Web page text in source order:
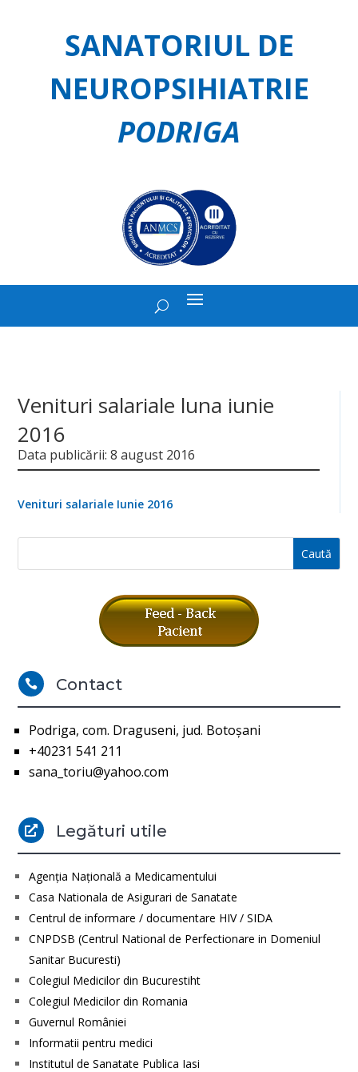
SANATORIUL DE
NEUROPSIHIATRIE
PODRIGA
Venituri salariale luna iunie
2016
Data publicării: 8 august 2016
Venituri salariale Iunie 2016
 Contact
Podriga, com. Draguseni, jud. Botoşani
+40231 541 211
sana_toriu@yahoo.com
 Legături utile
Agenţia Naţională a Medicamentului
Casa Nationala de Asigurari de Sanatate
Centrul de informare / documentare HIV / SIDA
CNPDSB (Centrul National de Perfectionare in Domeniul
Sanitar Bucuresti)
Colegiul Medicilor din Bucurestiht
Colegiul Medicilor din Romania
Guvernul României
Informatii pentru medici
Institutul de Sanatate Publica Iasi